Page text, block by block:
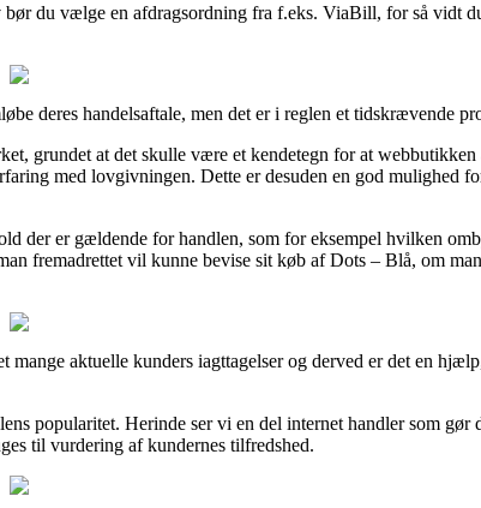
du vælge en afdragsordning fra f.eks. ViaBill, for så vidt
deres handelsaftale, men det er i reglen et tidskrævende
grundet at det skulle være et kendetegn for at webbutikken
med lovgivningen. Dette er desuden en god mulighed
der er gældende for handlen, som for eksempel hvilken
fremadrettet vil kunne bevise sit køb af Dots – Blå, om
aktuelle kunders iagttagelser og derved er det en
popularitet. Herinde ser vi en del internet handler som gør
til vurdering af kundernes tilfredshed.